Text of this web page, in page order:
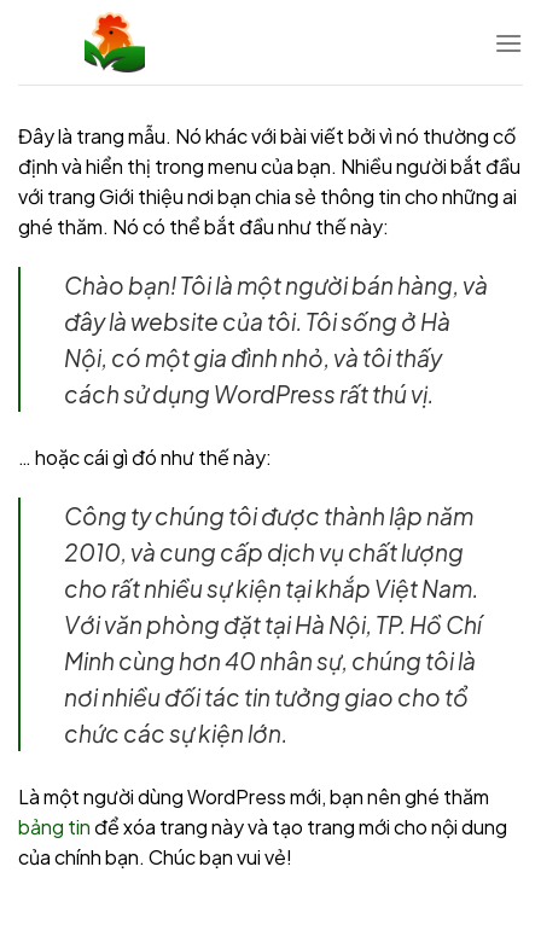
Đây là trang mẫu. Nó khác với bài viết bởi vì nó thường cố
định và hiển thị trong menu của bạn. Nhiều người bắt đầu
với trang Giới thiệu nơi bạn chia sẻ thông tin cho những ai
ghé thăm. Nó có thể bắt đầu như thế này:
Chào bạn! Tôi là một người bán hàng, và
đây là website của tôi. Tôi sống ở Hà
Nội, có một gia đình nhỏ, và tôi thấy
cách sử dụng WordPress rất thú vị.
… hoặc cái gì đó như thế này:
Công ty chúng tôi được thành lập năm
2010, và cung cấp dịch vụ chất lượng
cho rất nhiều sự kiện tại khắp Việt Nam.
Với văn phòng đặt tại Hà Nội, TP. Hồ Chí
Minh cùng hơn 40 nhân sự, chúng tôi là
nơi nhiều đối tác tin tưởng giao cho tổ
chức các sự kiện lớn.
Là một người dùng WordPress mới, bạn nên ghé thăm
bảng tin để xóa trang này và tạo trang mới cho nội dung
của chính bạn. Chúc bạn vui vẻ!